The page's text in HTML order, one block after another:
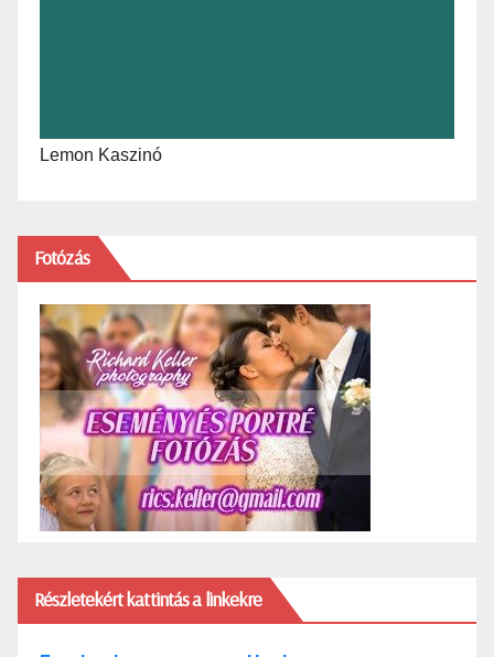
Lemon Kaszinó
Fotózás
Részletekért kattintás a linkekre